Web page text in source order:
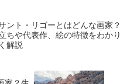
ント・リゴーとはどんな画家？
ちや代表作、絵の特徴をわかり
解説